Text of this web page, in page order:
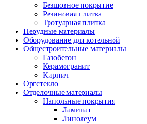
Безшовное покрытие
Резиновая плитка
Тротуарная плитка
Нерудные материалы
Оборудование для котельной
Общестроительные материалы
Газобетон
Керамогранит
Кирпич
Оргстекло
Отделочные материалы
Напольные покрытия
Ламинат
Линолеум